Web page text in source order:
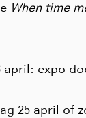
When time
expo
25 april of